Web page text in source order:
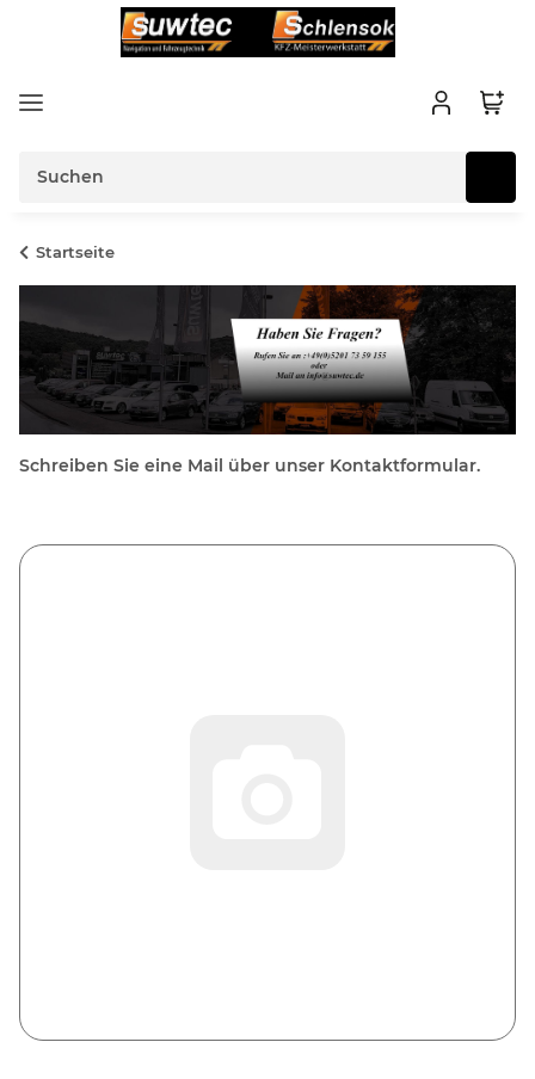
Startseite
Schreiben Sie eine Mail über unser Kontaktformular.